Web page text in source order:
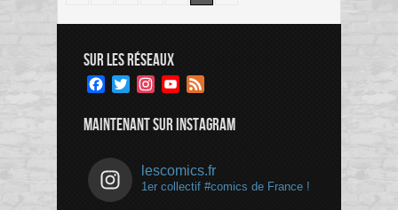
SUR LES RÉSEAUX
Facebook
TwitterInstagramYouTube
MAINTENANT SUR INSTAGRAM
lescomics.fr
1er collectif #comics de France !